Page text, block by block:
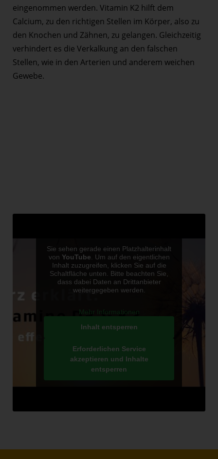
eingenommen werden. Vitamin K2 hilft dem
Calcium, zu den richtigen Stellen im Körper, also zu
den Knochen und Zähnen, zu gelangen. Gleichzeitig
verhindert es die Verkalkung an den falschen
Stellen, wie in den Arterien und anderem weichen
Gewebe.
Sie sehen gerade einen Platzhalterinhalt
von YouTube. Um auf den eigentlichen
Inhalt zuzugreifen, klicken Sie auf die
Schaltfläche unten. Bitte beachten Sie,
dass dabei Daten an Drittanbieter
weitergegeben werden.
Mehr Informationen
Inhalt entsperren
Erforderlichen Service
akzeptieren und Inhalte
entsperren